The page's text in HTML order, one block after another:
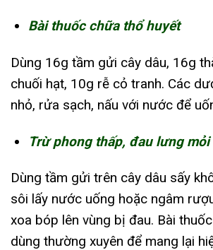
Bài thuốc chữa thổ huyết
Dùng 16g tầm gửi cây dâu, 16g
chuối hạt, 10g rễ cỏ tranh. Các
nhỏ, rửa sạch, nấu với nước để
Trừ phong thấp, đau lưng mỏi
Dùng tầm gửi trên cây dâu sấy
sôi lấy nước uống hoặc ngâm
xoa bóp lên vùng bị đau. Bài
dùng thường xuyên để mang lại